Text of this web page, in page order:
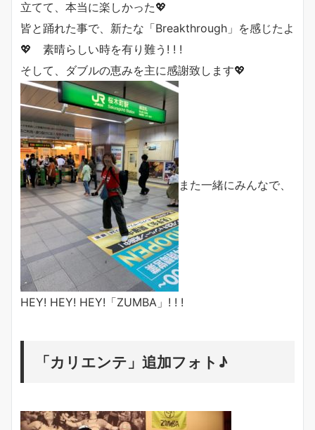
立てて、本当に楽しかった💖
皆と踊れた事で、新たな「Breakthrough」を感じたよ
💖 素晴らしい時を有り難う! ! !
そして、ダブルの恵みを主に感謝致します💖
また一緒にみんなで、
HEY! HEY! HEY!「ZUMBA」! ! !
「カリエンテ」追加フォト♪